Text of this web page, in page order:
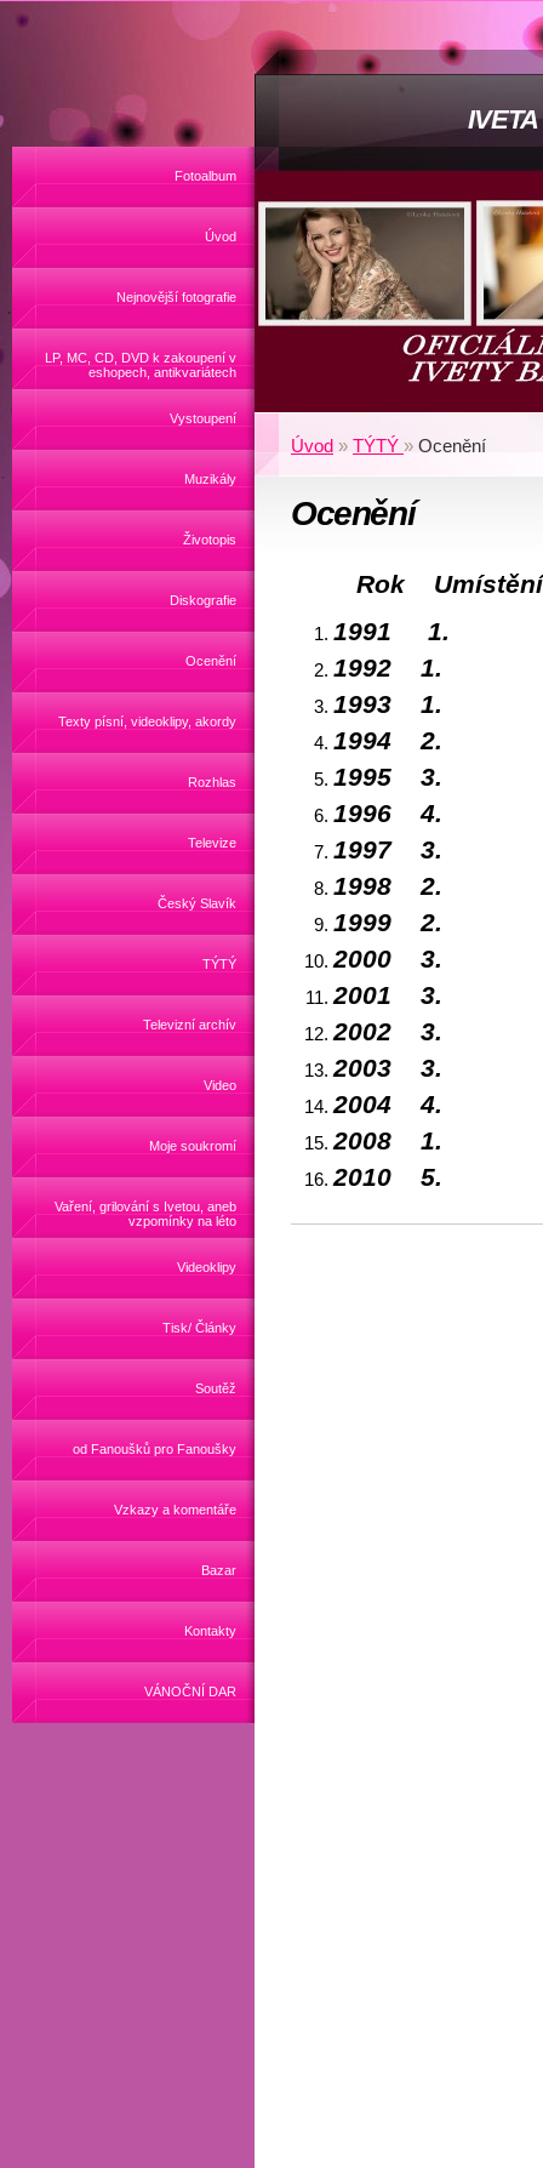
Fotoalbum
Úvod
Nejnovější fotografie
LP, MC, CD, DVD k zakoupení v
eshopech, antikvariátech
Vystoupení
Muzikály
Životopis
Diskografie
Ocenění
Texty písní, videoklipy, akordy
Rozhlas
Televize
Český Slavík
TÝTÝ
Televizní archív
Video
Moje soukromí
Vaření, grilování s Ivetou, aneb
vzpomínky na léto
Videoklipy
Tisk/ Články
Soutěž
od Fanoušků pro Fanoušky
Vzkazy a komentáře
Bazar
Kontakty
VÁNOČNÍ DAR
Úvod » TÝTÝ » Ocenění
Ocenění
Rok Umístění
1991
1992
1993
1994
1995
1996
1997
1998
1999
2000
2001
2002
2003
2004
2008
2010 5.